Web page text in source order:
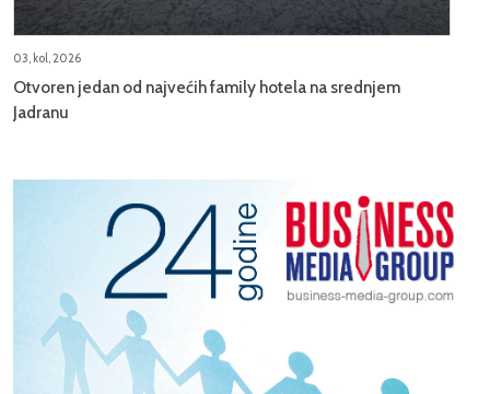
03, kol, 2026
Otvoren jedan od najvećih family hotela na srednjem
Jadranu